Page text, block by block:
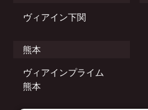
ヴィアイン下関
熊本
ヴィアインプライム
熊本